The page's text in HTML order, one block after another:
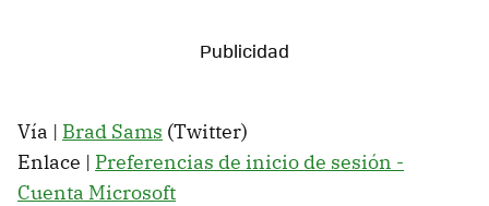
Vía | Brad Sams (Twitter)
Enlace | Preferencias de inicio de sesión -
Cuenta Microsoft